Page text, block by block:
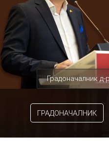
Градоначалник
ГРАДОНАЧАЛНИК